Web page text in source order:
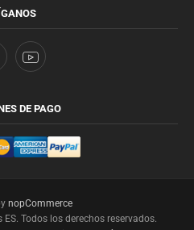
DE PAGO
nopCommerce
Todos los derechos reservados.